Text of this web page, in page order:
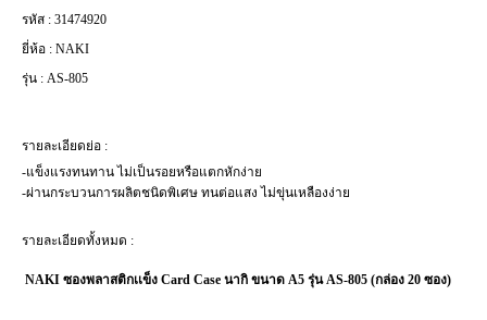
รหัส : 31474920
ยี่ห้อ : NAKI
รุ่น : AS-805
รายละเอียดย่อ :
-แข็งแรงทนทาน ไม่เป็นรอยหรือแตกหักง่าย
-ผ่านกระบวนการผลิตชนิดพิเศษ ทนต่อแสง ไม่ขุ่นเหลืองง่าย
รายละเอียดทั้งหมด :
NAKI ซองพลาสติกเเข็ง Card Case นากิ ขนาด A5 รุ่น AS-805 (กล่อง 20 ซอง)